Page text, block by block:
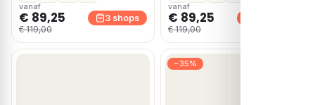
vanaf
€ 89,25
€ 119,00
3 shops
vanaf
€ 89,25
€ 119,00
−35%